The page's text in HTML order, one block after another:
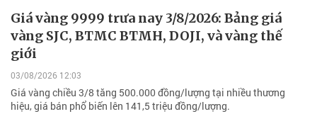
Giá vàng 9999 trưa nay 3/8/2026: Bảng giá
vàng SJC, BTMC BTMH, DOJI, và vàng thế
giới
03/08/2026 12:03
Giá vàng chiều 3/8 tăng 500.000 đồng/lượng tại nhiều thương
hiệu, giá bán phổ biến lên 141,5 triệu đồng/lượng.